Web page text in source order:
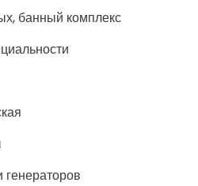
банный комплекс